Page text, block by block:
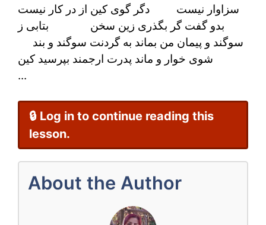
و
کشتن
پدرش
داستان
شاهنامه
سزاوار نیست دگر گوی کین از در کار نیست
بدو گفت گر بگذری زین سخن بتابی ز
سوگند و پیمان من بماند به گردنت سوگند و بند
شوی خوار و ماند پدرت ارجمند بپرسید کین
...
🔒 Log in to continue reading this
lesson.
About the Author